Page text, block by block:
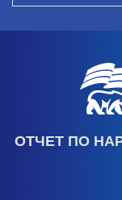
ОТЧЕТ ПО